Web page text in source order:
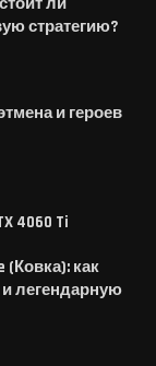
стратегию?
и героев
4060 Ti
(Ковка): как
легендарную